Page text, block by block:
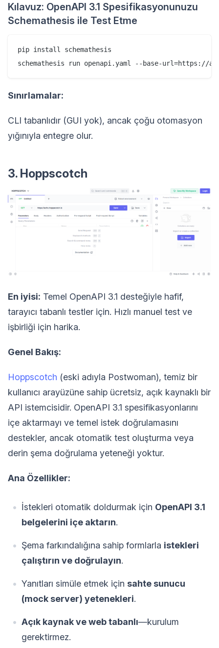
Kılavuz: OpenAPI 3.1 Spesifikasyonunuzu
Schemathesis ile Test Etme
pip install schemathesis
Sınırlamalar:
CLI tabanlıdır (GUI yok), ancak çoğu otomasyon
yığınıyla entegre olur.
3. Hoppscotch
En iyisi: Temel OpenAPI 3.1 desteğiyle hafif,
tarayıcı tabanlı testler için. Hızlı manuel test ve
işbirliği için harika.
Genel Bakış:
Hoppscotch (eski adıyla Postwoman), temiz bir
kullanıcı arayüzüne sahip ücretsiz, açık kaynaklı bir
API istemcisidir. OpenAPI 3.1 spesifikasyonlarını
içe aktarmayı ve temel istek doğrulamasını
destekler, ancak otomatik test oluşturma veya
derin şema doğrulama yeteneği yoktur.
Ana Özellikler:
İstekleri otomatik doldurmak için OpenAPI 3.1
belgelerini içe aktarın.
Şema farkındalığına sahip formlarla istekleri
çalıştırın ve doğrulayın.
Yanıtları simüle etmek için sahte sunucu
(mock server) yetenekleri.
Açık kaynak ve web tabanlı—kurulum
gerektirmez.